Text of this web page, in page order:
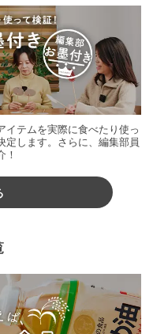
テムを実際に食べたり使っ
定します。さらに、編集部員
！